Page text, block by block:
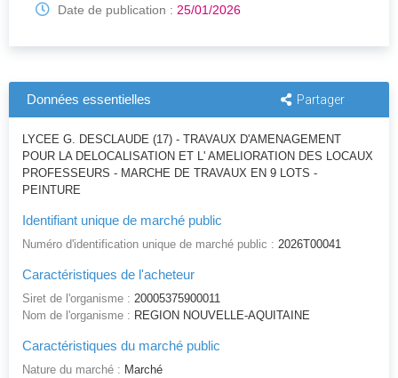
Date de publication : 25/01/2026
Données essentielles Partager
LYCEE G. DESCLAUDE (17) - TRAVAUX D'AMENAGEMENT
POUR LA DELOCALISATION ET L' AMELIORATION DES LOCAUX
PROFESSEURS - MARCHE DE TRAVAUX EN 9 LOTS -
PEINTURE
Identifiant unique de marché public
Numéro d'identification unique de marché public : 2026T00041
Caractéristiques de l'acheteur
Siret de l'organisme : 20005375900011
Nom de l'organisme : REGION NOUVELLE-AQUITAINE
Caractéristiques du marché public
Nature du marché : Marché